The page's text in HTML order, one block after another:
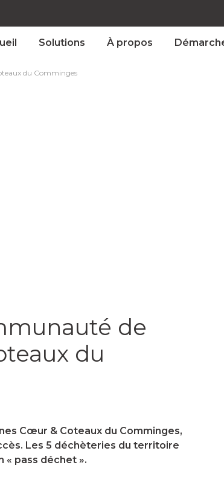
Solutions À propos
du Comminges
de
du
Cœur & Coteaux du Comminges,
Les 5 déchèteries du territoire
« pass déchet ».